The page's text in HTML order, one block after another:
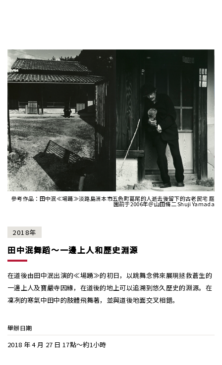
參考作品：田中泯≪場踊≫淡路島洲本市五色町葛尾的人逝去後留下的古老民宅 庭
園前于2006年＠山田脩二 Shuji Yamada
2018年
田中泯舞蹈～一邊上人和歷史淵源
在道後由田中泯出演的≪場踴≫的初日，以跳舞念佛來展現拯救蒼生的
一邊上人及寶嚴寺因緣，在道後的地上可以追溯到悠久歷史的淵源。在
凜冽的寒氣中田中的肢體飛舞著，並與道後地面交叉相錯。
舉辦日期
2018 年 4 月 27 日 17點～約1小時